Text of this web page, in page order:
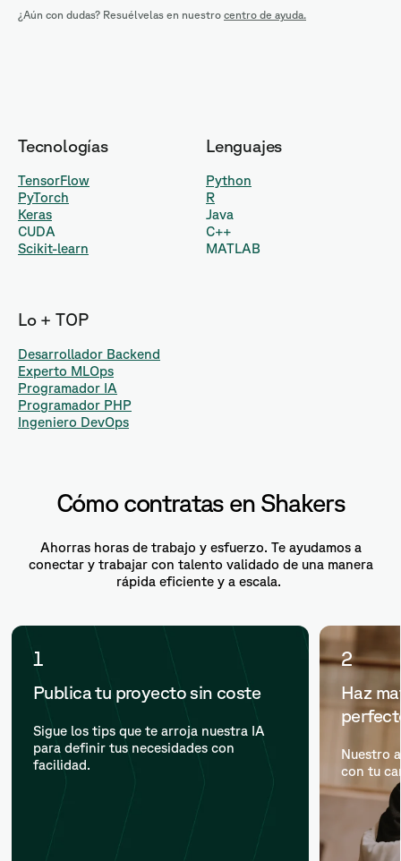
¿Aún con dudas? Resuélvelas en nuestro centro de ayuda.
Tecnologías
TensorFlow
PyTorch
Keras
CUDA
Scikit-learn
Lenguajes
Python
R
Java
C++
MATLAB
Lo + TOP
Desarrollador Backend
Experto MLOps
Programador IA
Programador PHP
Ingeniero DevOps
Cómo contratas en Shakers
Ahorras horas de trabajo y esfuerzo. Te ayudamos a
conectar y trabajar con talento validado de una manera
rápida eficiente y a escala.
1
Publica tu proyecto sin coste
Sigue los tips que te arroja nuestra IA
para definir tus necesidades con
facilidad.
2
Haz
Nuestro
con tu